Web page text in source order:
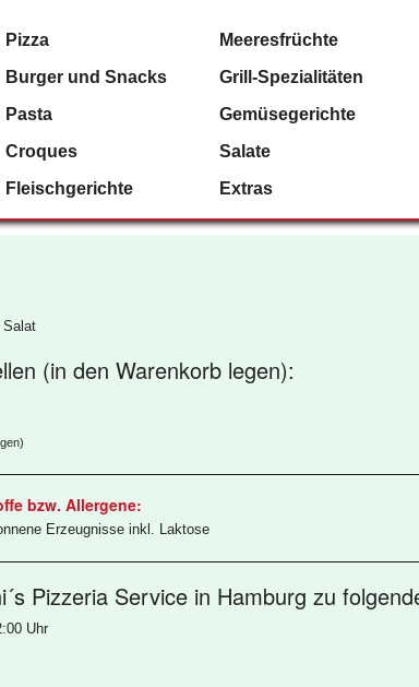
Pizza
Burger und Snacks
Pasta
Croques
Fleischgerichte
Meeresfrüchte
Grill-Spezialitäten
Gemüsegerichte
Salate
Extras
(in den Warenkorb legen):
bzw. Allergene:
Erzeugnisse inkl. Laktose
Pizzeria Service in Hamburg zu
Uhr